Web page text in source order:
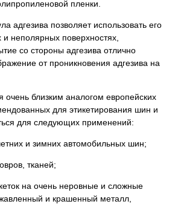
пленки.
адгезива позволяет использовать его
неполярных поверхностях,
со стороны адгезива отлично
от проникновения адгезива на
очень близким аналогом европейских
для этикетирования шин и
для следующих применений:
и зимних автомобильных шин;
тканей;
на очень неровные и сложные
и крашенный металл,